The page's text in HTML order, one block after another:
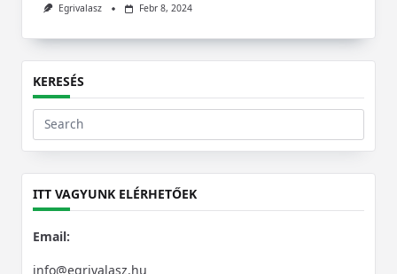
Egrivalasz Febr 8, 2024
KERESÉS
Search
for:
ITT VAGYUNK ELÉRHETŐEK
Email:
info@egrivalasz.hu